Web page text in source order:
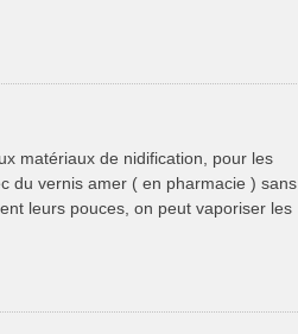
matériaux de nidification, pour les
du vernis amer ( en pharmacie ) sans
leurs pouces, on peut vaporiser les